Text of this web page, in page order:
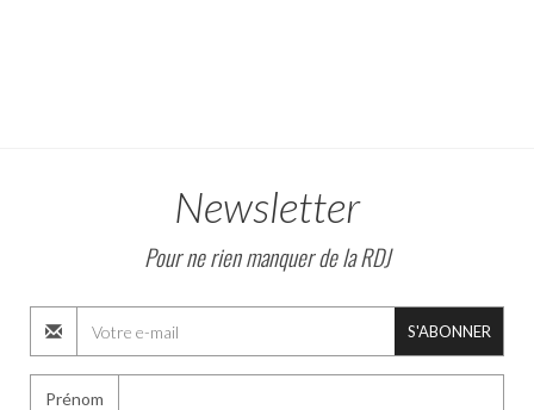
Newsletter
Pour ne rien manquer de la RDJ
S'ABONNER
Prénom